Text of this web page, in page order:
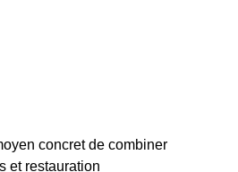
concret de combiner
et restauration